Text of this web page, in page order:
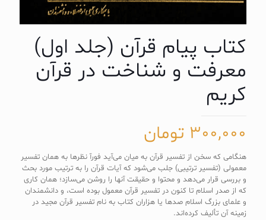
کتاب پیام قرآن (جلد اول)
معرفت و شناخت در قرآن
کریم
300,000 تومان
هنگامى كه سخن از تفسير قرآن به ميان مى‌آيد فورآ نظرها به همان تفسير
معمولى (تفسير ترتيبى) جلب مى‌شود كه آيات قرآن را به ترتيب مورد بحث
و بررسى قرار مى‌دهد و محتوا و حقيقت آنها را روشن مى‌سازد؛ همان كارى
كه از صدر اسلام تا كنون در تفسير قرآن معمول بوده است، و دانشمندان
و علماى بزرگ اسلام صدها يا هزاران كتاب به نام تفسير قرآن مجيد در
زمينه آن تأليف كرده‌اند.